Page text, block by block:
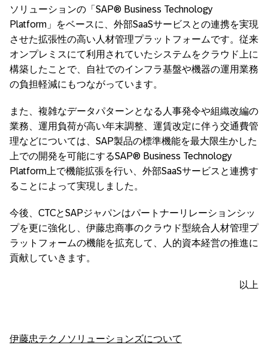
ソリューションの「SAP® Business Technology
Platform」をベースに、外部SaaSサービスとの連携を実現
させた拡張性の高い人材管理プラットフォームです。従来
オンプレミスにて利用されていたシステムをクラウド上に
構築したことで、自社でのインフラ基盤や機器の運用業務
の負担軽減にもつながっています。
また、複雑なデータパターンとなる人事発令や組織改編の
業務、運用負荷が高い年末調整、運賃改定に伴う交通費管
理などについては、SAP製品の標準機能を最大限生かした
上での開発を可能にするSAP® Business Technology
Platform上で機能拡張を行い、外部SaaSサービスと連携す
ることによって実現しました。
今後、CTCとSAPジャパンはパートナーリレーションシッ
プを更に強化し、伊藤忠商事のクラウド型統合人材管理プ
ラットフォームの機能を拡充して、人的資本経営の推進に
貢献していきます。
以上
伊藤忠テクノソリューションズについて